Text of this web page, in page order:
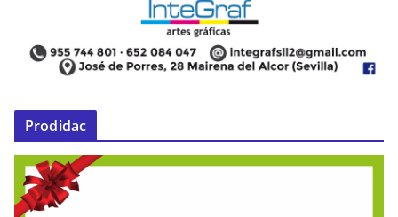
Prodidac